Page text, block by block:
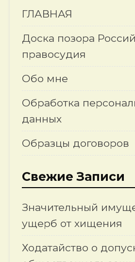
ГЛАВНАЯ
Доска позора
правосудия
Обо мне
Обработка
данных
Образцы договоров
Свежие Записи
Значительный
ущерб от хищения
Ходатайство о